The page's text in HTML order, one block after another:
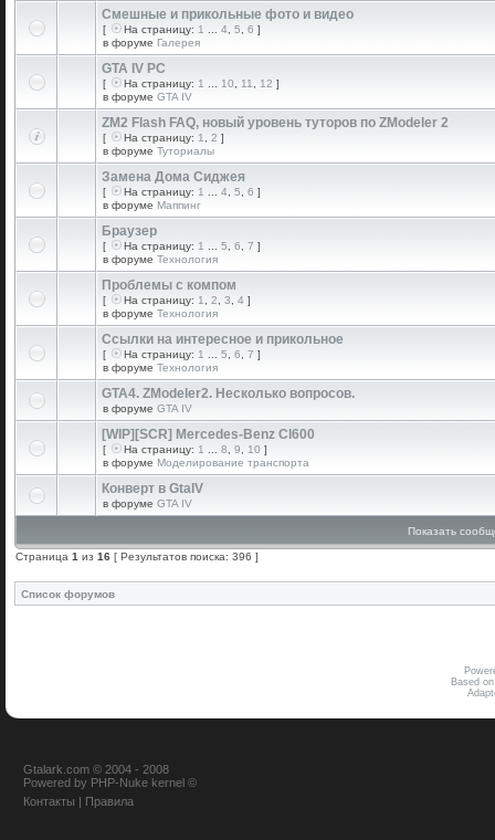
Смешные и прикольные фото и видео
[ На страницу: 1 4 5 6 ]
в форуме Галерея
GTA IV PC
[ На страницу: 1 10 11 12 ]
в форуме GTA IV
ZM2 Flash FAQ, новый уровень туторов по ZModeler 2
[ На страницу: 1 2 ]
в форуме Туториалы
Замена Дома Сиджея
[ На страницу: 1 4 5 6 ]
в форуме Маппинг
Браузер
[ На страницу: 1 5 6 7 ]
в форуме Технология
Проблемы с компом
[ На страницу: 1 2 3 4 ]
в форуме Технология
Ссылки на интересное и прикольное
[ На страницу: 1 5 6 7 ]
в форуме Технология
GTA4. ZModeler2. Несколько вопросов.
в форуме GTA IV
[WIP][SCR] Mercedes-Benz Cl600
[ На страницу: 1 8 9 10 ]
в форуме Моделирование транспорта
Конверт в GtaIV
в форуме GTA IV
Показать
Страница 1 из 16 [ Результатов поиска: 396 ]
Список форумов
Based
Gtalark.com © 2004 - 2008
Powered by PHP-Nuke kernel ©
Контакты | Правила